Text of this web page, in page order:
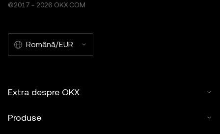
©2017 - 2026 OKX.COM
Română/EUR
Extra despre OKX
Produse